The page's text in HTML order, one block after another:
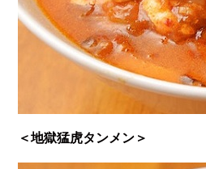
＜地獄猛虎タンメン＞